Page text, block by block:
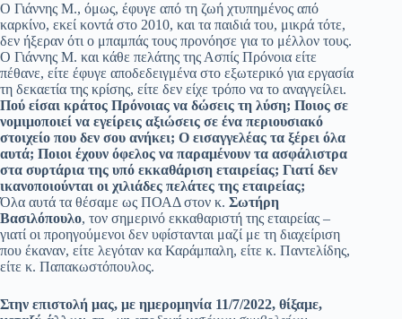
Ο Γιάννης Μ., όμως, έφυγε από τη ζωή χτυπημένος από
καρκίνο, εκεί κοντά στο 2010, και τα παιδιά του, μικρά τότε,
δεν ήξεραν ότι ο μπαμπάς τους προνόησε για το μέλλον τους.
Ο Γιάννης Μ. και κάθε πελάτης της Ασπίς Πρόνοια είτε
πέθανε, είτε έφυγε αποδεδειγμένα στο εξωτερικό για εργασία
τη δεκαετία της κρίσης, είτε δεν είχε τρόπο να το αναγγείλει.
Πού είσαι κράτος Πρόνοιας να δώσεις τη λύση; Ποιος σε
νομιμοποιεί να εγείρεις αξιώσεις σε ένα περιουσιακό
στοιχείο που δεν σου ανήκει; Ο εισαγγελέας τα ξέρει όλα
αυτά; Ποιοι έχουν όφελος να παραμένουν τα ασφάλιστρα
στα συρτάρια της υπό εκκαθάριση εταιρείας; Γιατί δεν
ικανοποιούνται οι χιλιάδες πελάτες της εταιρείας;
Όλα αυτά τα θέσαμε ως ΠΟΑΔ στον κ. Σωτήρη
Βασιλόπουλο, τον σημερινό εκκαθαριστή της εταιρείας –
γιατί οι προηγούμενοι δεν υφίστανται μαζί με τη διαχείριση
που έκαναν, είτε λεγόταν κα Καράμπαλη, είτε κ. Παντελίδης,
είτε κ. Παπακωστόπουλος.
Στην επιστολή μας, με ημερομηνία 11/7/2022, θίξαμε,